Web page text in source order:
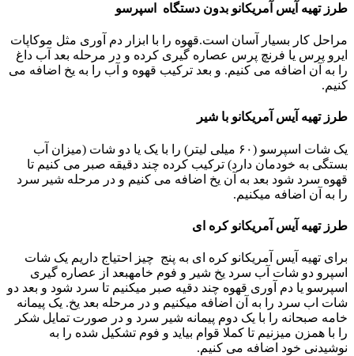
طرز تهیه آیس آمریکانو بدون دستگاه اسپرسو
مراحل کار بسیار آسان است.قهوه را با ابزار دم آوری مثل موکاپات
ایرو پرس یا فرنچ پرس عصاره گیری کرده و در مرحله بعد آب داغ
را به آن اضافه می کنیم. و بعد ترکیب قهوه و آب را به یخ اضافه می
کنیم.
طرز تهیه آیس آمریکانو با شیر
یک شات اسپرسو (۶۰ میلی لیتر) را با یک یا دو شات (میزان آب
بستگی به خودمان دارد) ترکیب کرده چند دقیقه صبر می کنیم تا
قهوه سرد شود بعد به آن یخ اضافه می کنیم و در مرحله شیر سرد
را به آن اضافه میکنیم.
طرز تهیه آیس آمریکانو کره ای
برای تهیه آیس آمریکانو کره ای به پنج چیز احتیاج داریم یک شات
اسپرو دو شات آب سرد یخ شیر و فوم خامهبعد از عصاره گیری
اسپرسو یا دم آوری قهوه چند دقیه صبر میکنیم تا سرد شود و بعد دو
شات اب سرد را به آن اضافه میکنیم و در مرحله بعد یخ. یک پیمانه
خامه صبحانه را با یک دوم پیمانه شیر سرد و در صورت تمایل شکر
را با همزن میزنیم تا کملا قوام بیاید و فوم تشکیل شده را به
نوشیدنی خود اضافه می کنیم.